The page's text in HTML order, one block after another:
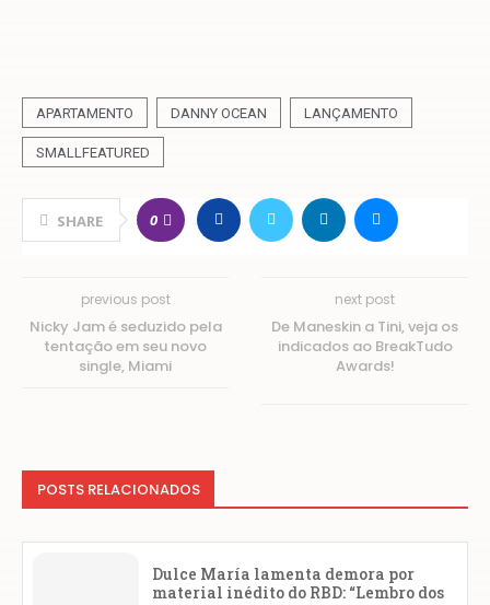
APARTAMENTO DANNY OCEAN LANÇAMENTO
SMALLFEATURED
SHARE 0
previous post
Nicky Jam é seduzido pela
tentação em seu novo
single, Miami
next post
De Maneskin a Tini, veja os
indicados ao BreakTudo
Awards!
POSTS RELACIONADOS
Dulce María lamenta demora por
material inédito do RBD: “Lembro dos